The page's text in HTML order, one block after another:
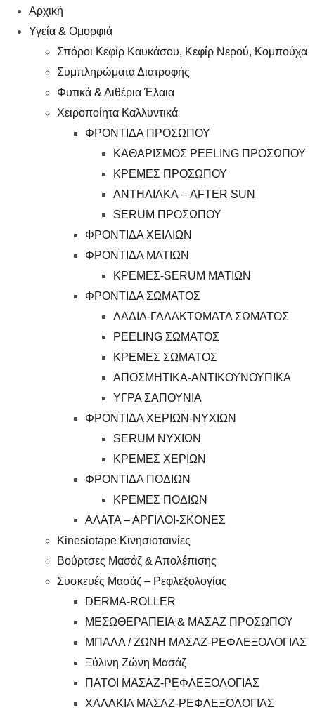
Αρχική
Υγεία & Ομορφιά
Σπόροι Κεφίρ Καυκάσου, Κεφίρ Νερού, Κομπούχα
Συμπληρώματα Διατροφής
Φυτικά & Αιθέρια Έλαια
Χειροποίητα Καλλυντικά
ΦΡΟΝΤΙΔΑ ΠΡΟΣΩΠΟΥ
ΚΑΘΑΡΙΣΜΟΣ PEELING ΠΡΟΣΩΠΟΥ
ΚΡΕΜΕΣ ΠΡΟΣΩΠΟΥ
ΑΝΤΗΛΙΑΚΑ – AFTER SUN
SERUM ΠΡΟΣΩΠΟΥ
ΦΡΟΝΤΙΔΑ ΧΕΙΛΙΩΝ
ΦΡΟΝΤΙΔΑ ΜΑΤΙΩΝ
ΚΡΕΜΕΣ-SERUM ΜΑΤΙΩΝ
ΦΡΟΝΤΙΔΑ ΣΩΜΑΤΟΣ
ΛΑΔΙΑ-ΓΑΛΑΚΤΩΜΑΤΑ ΣΩΜΑΤΟΣ
PEELING ΣΩΜΑΤΟΣ
ΚΡΕΜΕΣ ΣΩΜΑΤΟΣ
ΑΠΟΣΜΗΤΙΚΑ-ΑΝΤΙΚΟΥΝΟΥΠΙΚΑ
ΥΓΡΑ ΣΑΠΟΥΝΙΑ
ΦΡΟΝΤΙΔΑ ΧΕΡΙΩΝ-ΝΥΧΙΩΝ
SERUM ΝΥΧΙΩΝ
ΚΡΕΜΕΣ ΧΕΡΙΩΝ
ΦΡΟΝΤΙΔΑ ΠΟΔΙΩΝ
ΚΡΕΜΕΣ ΠΟΔΙΩΝ
ΑΛΑΤΑ – ΑΡΓΙΛΟΙ-ΣΚΟΝΕΣ
Kinesiotape Κινησιοταινίες
Βούρτσες Μασάζ & Απολέπισης
Συσκευές Μασάζ – Ρεφλεξολογίας
DERMA-ROLLER
ΜΕΣΩΘΕΡΑΠΕΙΑ & ΜΑΣΑΖ ΠΡΟΣΩΠΟΥ
ΜΠΑΛΑ / ΖΩΝΗ ΜΑΣΑΖ-ΡΕΦΛΕΞΟΛΟΓΙΑΣ
Ξύλινη Ζώνη Μασάζ
ΠΑΤΟΙ ΜΑΣΑΖ-ΡΕΦΛΕΞΟΛΟΓΙΑΣ
ΧΑΛΑΚΙΑ ΜΑΣΑΖ-ΡΕΦΛΕΞΟΛΟΓΙΑΣ